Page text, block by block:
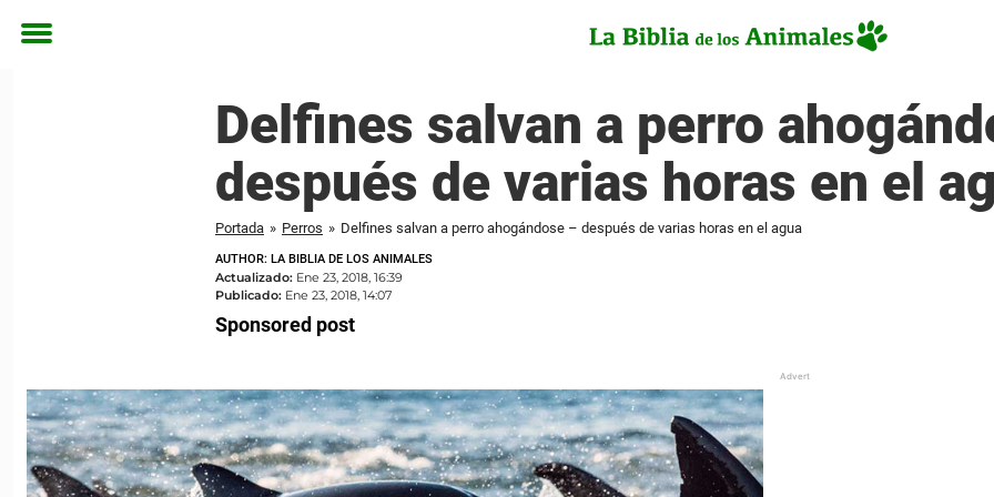
Toggle
Delfines salvan a perro
después de varias horas en el
Portada » Perros » Delfines salvan a perro ahogándose – después de varias horas en el agua
AUTHOR: LA BIBLIA DE LOS ANIMALES
Actualizado: Ene 23, 2018, 16:39
Publicado: Ene 23, 2018, 14:07
Sponsored post